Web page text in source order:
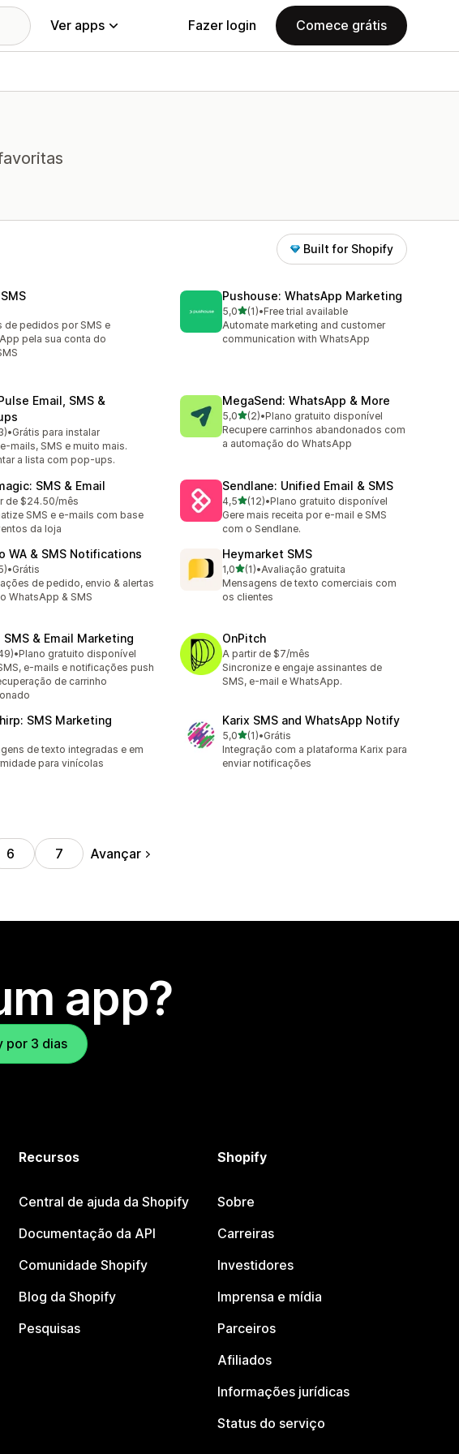
Ver apps Fazer login Comece grátis
Built for Shopify
de pedidos por SMS e
pela sua conta do
Pushouse: WhatsApp Marketing
5,0de 5 estrelas
(1)
1 avaliações ao todo
•Free trial available
Automate marketing and customer
communication with WhatsApp
Email, SMS &
estrelas
ao todo
•Grátis para instalar
mails, SMS e muito mais.
a lista com pop-ups.
MegaSend: WhatsApp & More
5,0de 5 estrelas
(2)
2 avaliações ao todo
•Plano gratuito disponível
Recupere carrinhos abandonados com
a automação do WhatsApp
SMS & Email
de $24.50/mês
SMS e e-mails com base
da loja
Sendlane: Unified Email & SMS
4,5de 5 estrelas
(12)
12 avaliações ao todo
•Plano gratuito disponível
Gere mais receita por e-mail e SMS
com o Sendlane.
WA & SMS Notifications
estrelas
ao todo
•Grátis
de pedido, envio & alertas
WhatsApp & SMS
Heymarket SMS
1,0de 5 estrelas
(1)
1 avaliações ao todo
•Avaliação gratuita
Mensagens de texto comerciais com
os clientes
SMS & Email Marketing
estrelas
ao todo
•Plano gratuito disponível
e-mails e notificações push
de carrinho
OnPitch
A partir de $7/mês
Sincronize e engaje assinantes de
SMS, e-mail e WhatsApp.
SMS Marketing
de texto integradas e em
para vinícolas
Karix SMS and WhatsApp Notify
5,0de 5 estrelas
(1)
1 avaliações ao todo
•Grátis
Integração com a plataforma Karix para
enviar notificações
6 7 Avançar
app?
por 3 dias
Recursos
Central de ajuda da Shopify
Documentação da API
Comunidade Shopify
Blog da Shopify
Pesquisas
Shopify
Sobre
Carreiras
Investidores
Imprensa e mídia
Parceiros
Afiliados
Informações jurídicas
Status do serviço